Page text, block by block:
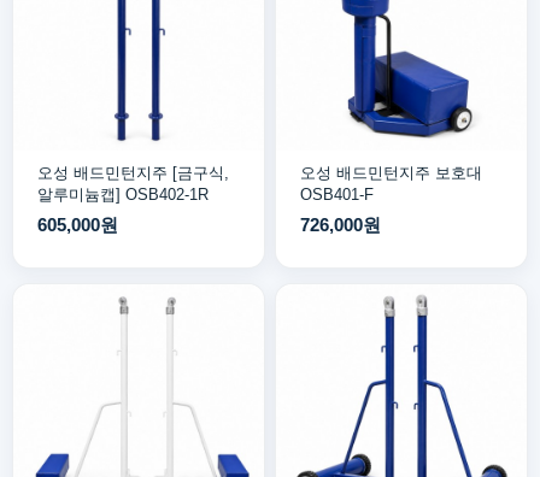
오성 배드민턴지주 [금구식,
알루미늄캡] OSB402-1R
605,000원
오성 배드민턴지주 보호대
OSB401-F
726,000원